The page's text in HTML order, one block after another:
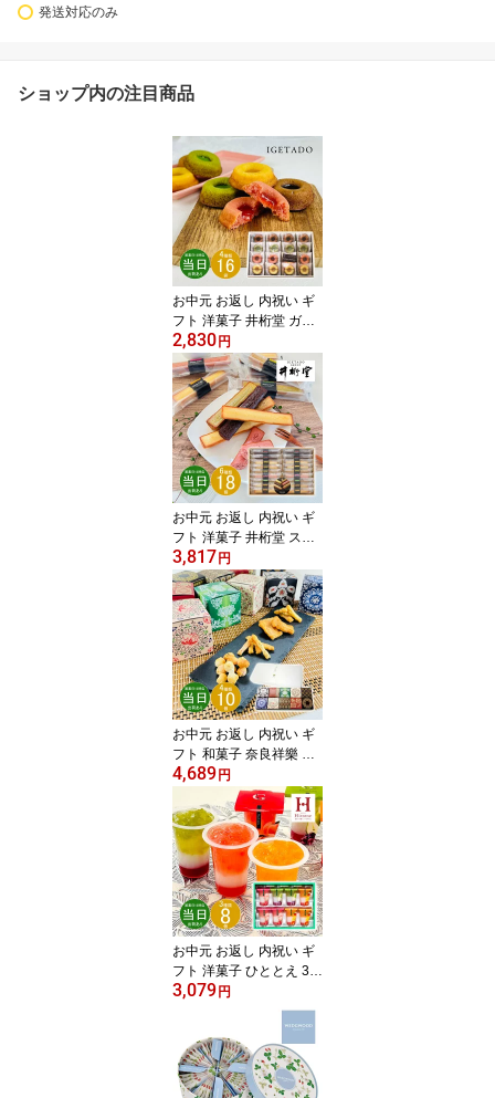
発送対応のみ
ショップ内の注目商品
お中元 お返し 内祝い ギ
フト 洋菓子 井桁堂 ガト
ープルポ 16個入GP2000
【メーカー包装済】新築
お礼 引越し 志 仏事 送料
無料 あす楽
2,830 円
お中元 お返し 内祝い ギ
フト 洋菓子 井桁堂 ステ
ィックケーキギフト 18
個入SC18【メーカー包
装済】 新築 お礼 引越し
志 仏事 送料無料 あす楽
3,817 円
お中元 お返し 内祝い ギ
フト 和菓子 奈良祥樂 大
和し美しオリーブなあら
れ10箱セット大和し美し
10 新築 お礼 引越し 志
仏事 送料無料 あす楽 ポ
イント お得 point
4,689 円
お中元 お返し 内祝い ギ
フト 洋菓子 ひととえ 3層
デザートジュレパフェ8
号JPD-20 新築 お礼 引越
し 志 仏事 送料無料 あす
楽 ポイント お得 point
3,079 円